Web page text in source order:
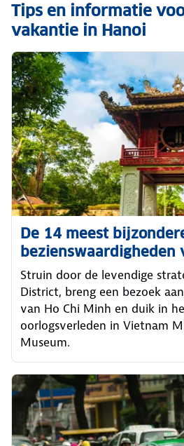
Tips en informatie
vakantie in Hanoi
De 14 meest
bezienswaardigheden
Struin door de levendige
District, breng een bezoek
van Ho Chi Minh en duik in
oorlogsverleden in Vietnam
Museum.